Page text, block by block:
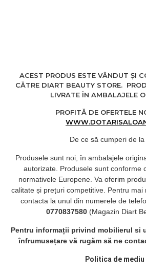
ACEST PRODUS ESTE VÂNDUT ȘI
CĂTRE DIART BEAUTY STORE.
LIVRATE ÎN AMBALAJELE
PROFITĂ DE OFERTELE
De ce să cumperi de la
Produsele sunt noi, în ambalajele
autorizate. Produsele sunt conforme
normativele Europene. Va oferim
calitate și prețuri competitive. Pentru mai
contacta la unul din numerele de
0770837580 (Magazin Diart
Pentru informații privind mobilierul si
înfrumusețare vă rugăm să ne
Politica de mediu